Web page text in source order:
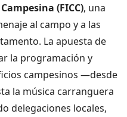
(FICC), una
al campo y a las
La apuesta de
la programación y
campesinos —desde
la música carranguera
delegaciones locales,